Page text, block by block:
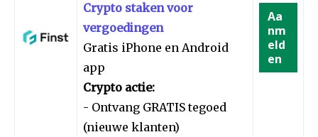
Crypto staken voor
vergoedingen
Gratis iPhone en Android
app
Crypto actie:
- Ontvang GRATIS tegoed
(nieuwe klanten)
Aa
nm
eld
en